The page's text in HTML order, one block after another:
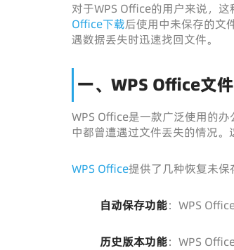
对于WPS Office的用户来说，
Office下载后使用中未保存的文
遇数据丢失时迅速找回文件。
一、WPS Office文
WPS Office是一款广泛使用的
中都曾遭遇过文件丢失的情况。
WPS Office提供了几种恢复未保
自动保存功能：WPS
历史版本功能：WPS